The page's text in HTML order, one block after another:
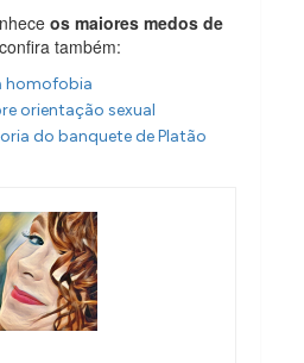
os maiores medos de
também:
homofobia
orientação sexual
do banquete de Platão